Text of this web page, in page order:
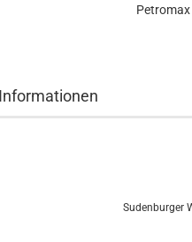
Petromax
Sudenburger